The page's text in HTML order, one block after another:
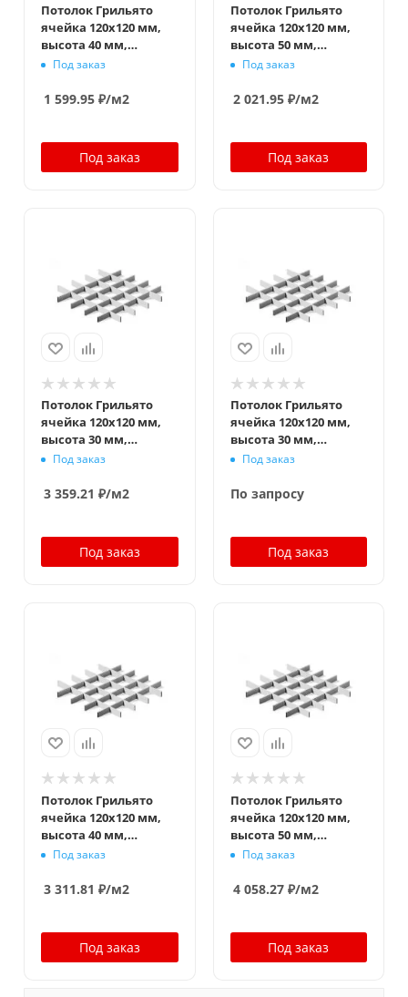
Потолок Грильято
ячейка 120x120 мм,
высота 40 мм,
ширина 10 мм,
Под заказ
1 599.95 ₽/м2
Под заказ
Потолок Грильято
ячейка 120x120 мм,
высота 50 мм,
ширина 10 мм,
Под заказ
2 021.95₽/м2
Под заказ
Потолок Грильято
ячейка 120x120 мм,
высота 30 мм,
ширина 5 мм, супер-
Под заказ
3 359.21 ₽/м2
Под заказ
Потолок Грильято
ячейка 120x120 мм,
высота 30 мм,
ширина 10 мм, супер-
Под заказ
По запросу
Под заказ
Потолок Грильято
ячейка 120x120 мм,
высота 40 мм,
ширина 10 мм, супер-
Под заказ
3 311.81 ₽/м2
Под заказ
Потолок Грильято
ячейка 120x120 мм,
высота 50 мм,
ширина 10 мм, супер-
Под заказ
4 058.27₽/м2
Под заказ